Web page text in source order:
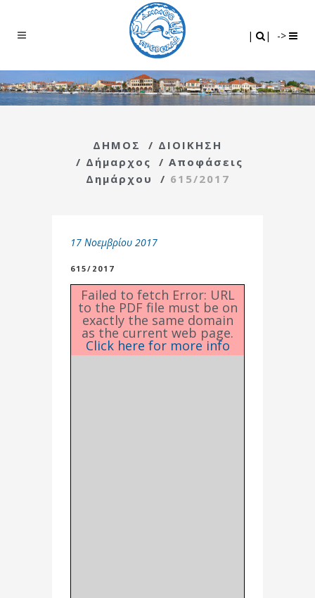
| | ->
ΔΗΜΟΣ / ΔΙΟΙΚΗΣΗ
/ Δήμαρχος / Αποφάσεις
Δημάρχου
/ 615/2017
17 Νοεμβρίου 2017
615/2017
Failed to fetch Error: URL
to the PDF file must be on
exactly the same domain
as the current web page.
Click here for more info